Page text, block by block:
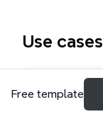
Use cases
Roadmap
Free template